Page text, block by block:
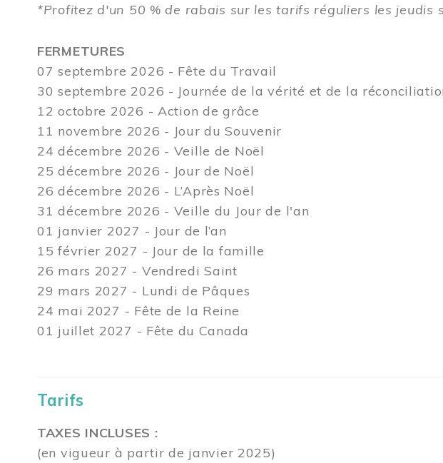
*Profitez d'un 50 % de rabais sur les tarifs réguliers les jeudis
FERMETURES
07 septembre 2026 - Fête du Travail
30 septembre 2026 - Journée de la vérité et de la
12 octobre 2026 - Action de grâce
11 novembre 2026 - Jour du Souvenir
24 décembre 2026 - Veille de Noël
25 décembre 2026 - Jour de Noël
26 décembre 2026 - L’Après Noël
31 décembre 2026 - Veille du Jour de l'an
01 janvier 2027 - Jour de l’an
15 février 2027 - Jour de la famille
26 mars 2027 - Vendredi Saint
29 mars 2027 - Lundi de Pâques
24 mai 2027 - Fête de la Reine
01 juillet 2027 - Fête du Canada
Tarifs
TAXES INCLUSES :
(en vigueur à partir de janvier 2025)